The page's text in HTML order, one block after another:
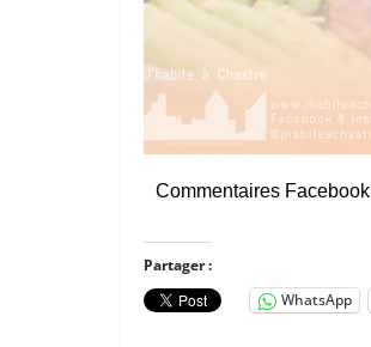
Commentaires Facebook
Partager :
WhatsApp